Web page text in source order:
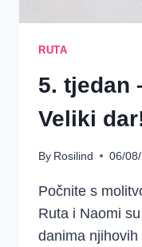
RUTA
5. tjedan
Veliki
By Rosilind 06/
Počnite s
Ruta i Naomi
danima